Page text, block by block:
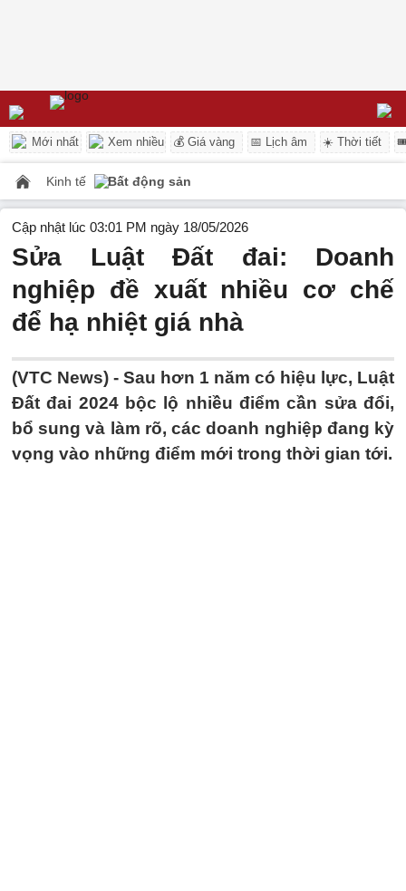
Mới nhất Xem nhiều 💰 Giá vàng 📅 Lịch âm ☀️ Thời tiết
Kinh tế Bất động sản
Cập nhật lúc 03:01 PM ngày 18/05/2026
Sửa Luật Đất đai: Doanh
nghiệp đề xuất nhiều cơ chế
để hạ nhiệt giá nhà
(VTC News) - Sau hơn 1 năm có hiệu lực, Luật
Đất đai 2024 bộc lộ nhiều điểm cần sửa đổi,
bổ sung và làm rõ, các doanh nghiệp đang kỳ
vọng vào những điểm mới trong thời gian tới.